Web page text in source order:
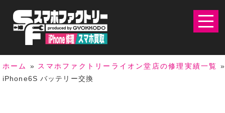
ホーム » スマホファクトリーライオン堂店の修理実績一覧 »
iPhone6S バッテリー交換